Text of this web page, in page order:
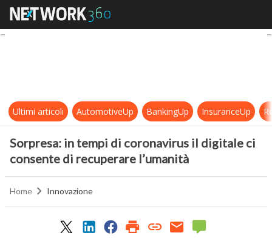
Sorpresa: in tempi di coronavirus
Ultimi articoli AutomotiveUp BankingUp InsuranceUp
Sorpresa: in tempi di coronavirus il digitale ci
consente di recuperare l’umanità
Home Innovazione